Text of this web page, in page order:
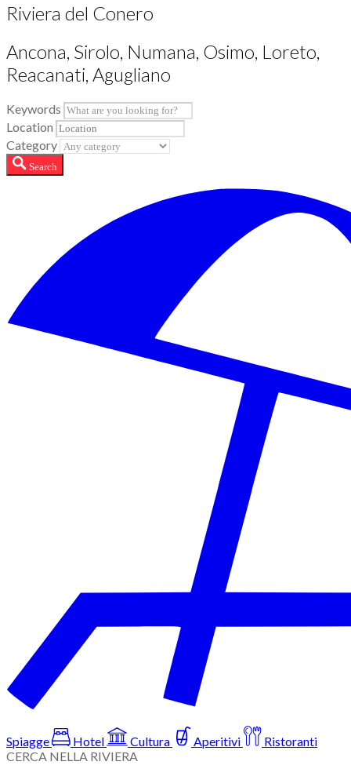
Riviera del Conero
Ancona, Sirolo, Numana, Osimo, Loreto,
Reacanati, Agugliano
Keywords
Location
Category
Search
Spiagge Hotel Cultura Aperitivi
Ristoranti
CERCA NELLA RIVIERA